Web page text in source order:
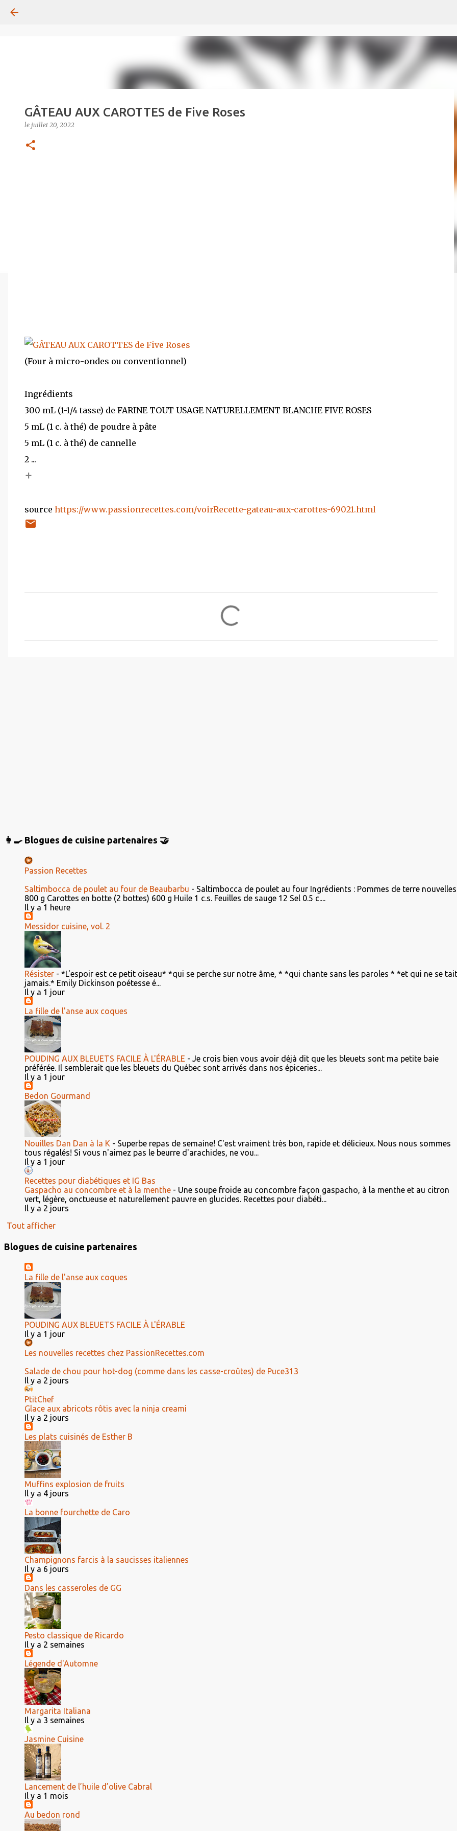
GÂTEAU AUX CAROTTES de Five Roses
le juillet 20, 2022
(Four à micro-ondes ou conventionnel)
Ingrédients
300 mL (1-1/4 tasse) de FARINE TOUT USAGE NATURELLEMENT BLANCHE FIVE ROSES
5 mL (1 c. à thé) de poudre à pâte
5 mL (1 c. à thé) de cannelle
2 ...
+
source https://www.passionrecettes.com/voirRecette-gateau-aux-carottes-69021.html
👩‍🍳 Blogues de cuisine partenaires 🤝
Passion Recettes
Saltimbocca de poulet au four de Beaubarbu - Saltimbocca de poulet au four Ingrédients : Pommes de terre nouvelles
800 g Carottes en botte (2 bottes) 600 g Huile 1 c.s. Feuilles de sauge 12 Sel 0.5 c....
Il y a 1 heure
Messidor cuisine, vol. 2
Résister - *L'espoir est ce petit oiseau* *qui se perche sur notre âme, * *qui chante sans les paroles * *et qui ne se tait
jamais.* Emily Dickinson poétesse é...
Il y a 1 jour
La fille de l'anse aux coques
POUDING AUX BLEUETS FACILE À L'ÉRABLE - Je crois bien vous avoir déjà dit que les bleuets sont ma petite baie
préférée. Il semblerait que les bleuets du Québec sont arrivés dans nos épiceries...
Il y a 1 jour
Bedon Gourmand
Nouilles Dan Dan à la K - Superbe repas de semaine! C'est vraiment très bon, rapide et délicieux. Nous nous sommes
tous régalés! Si vous n'aimez pas le beurre d'arachides, ne vou...
Il y a 1 jour
Recettes pour diabétiques et IG Bas
Gaspacho au concombre et à la menthe - Une soupe froide au concombre façon gaspacho, à la menthe et au citron
vert, légère, onctueuse et naturellement pauvre en glucides. Recettes pour diabéti...
Il y a 2 jours
Tout afficher
Blogues de cuisine partenaires
La fille de l'anse aux coques
POUDING AUX BLEUETS FACILE À L'ÉRABLE
Il y a 1 jour
Les nouvelles recettes chez PassionRecettes.com
Salade de chou pour hot-dog (comme dans les casse-croûtes) de Puce313
Il y a 2 jours
PtitChef
Glace aux abricots rôtis avec la ninja creami
Il y a 2 jours
Les plats cuisinés de Esther B
Muffins explosion de fruits
Il y a 4 jours
La bonne fourchette de Caro
Champignons farcis à la saucisses italiennes
Il y a 6 jours
Dans les casseroles de GG
Pesto classique de Ricardo
Il y a 2 semaines
Légende d'Automne
Margarita Italiana
Il y a 3 semaines
Jasmine Cuisine
Lancement de l’huile d’olive Cabral
Il y a 1 mois
Au bedon rond